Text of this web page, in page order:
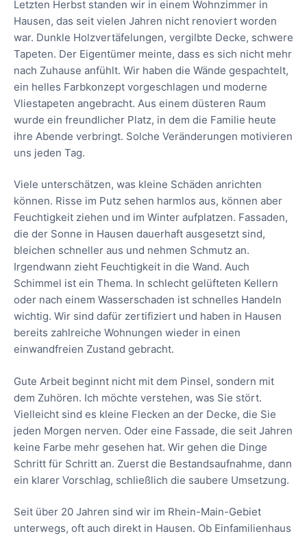
Letzten Herbst standen wir in einem Wohnzimmer in
Hausen, das seit vielen Jahren nicht renoviert worden
war. Dunkle Holzvertäfelungen, vergilbte Decke, schwere
Tapeten. Der Eigentümer meinte, dass es sich nicht mehr
nach Zuhause anfühlt. Wir haben die Wände gespachtelt,
ein helles Farbkonzept vorgeschlagen und moderne
Vliestapeten angebracht. Aus einem düsteren Raum
wurde ein freundlicher Platz, in dem die Familie heute
ihre Abende verbringt. Solche Veränderungen motivieren
uns jeden Tag.
Viele unterschätzen, was kleine Schäden anrichten
können. Risse im Putz sehen harmlos aus, können aber
Feuchtigkeit ziehen und im Winter aufplatzen. Fassaden,
die der Sonne in Hausen dauerhaft ausgesetzt sind,
bleichen schneller aus und nehmen Schmutz an.
Irgendwann zieht Feuchtigkeit in die Wand. Auch
Schimmel ist ein Thema. In schlecht gelüfteten Kellern
oder nach einem Wasserschaden ist schnelles Handeln
wichtig. Wir sind dafür zertifiziert und haben in Hausen
bereits zahlreiche Wohnungen wieder in einen
einwandfreien Zustand gebracht.
Gute Arbeit beginnt nicht mit dem Pinsel, sondern mit
dem Zuhören. Ich möchte verstehen, was Sie stört.
Vielleicht sind es kleine Flecken an der Decke, die Sie
jeden Morgen nerven. Oder eine Fassade, die seit Jahren
keine Farbe mehr gesehen hat. Wir gehen die Dinge
Schritt für Schritt an. Zuerst die Bestandsaufnahme, dann
ein klarer Vorschlag, schließlich die saubere Umsetzung.
Seit über 20 Jahren sind wir im Rhein-Main-Gebiet
unterwegs, oft auch direkt in Hausen. Ob Einfamilienhaus